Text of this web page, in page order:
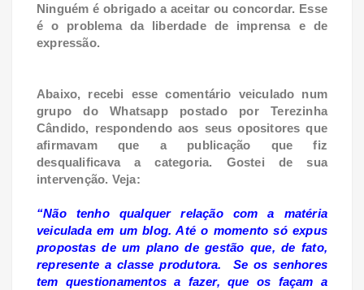
Ninguém é obrigado a aceitar ou concordar. Esse
é o problema da liberdade de imprensa e de
expressão.
Abaixo, recebi esse comentário veiculado num
grupo do Whatsapp postado por Terezinha
Cândido, respondendo aos seus opositores que
afirmavam que a publicação que fiz
desqualificava a categoria. Gostei de sua
intervenção. Veja:
“Não tenho qualquer relação com a matéria
veiculada em um blog. Até o momento só expus
propostas de um plano de gestão que, de fato,
represente a classe produtora. Se os senhores
tem questionamentos a fazer, que os façam a